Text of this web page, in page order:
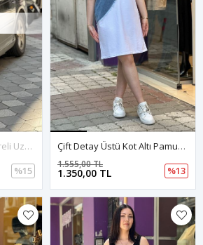
Yaka İnci Detay Pencereli Uzun Yırtmaçlı Elbise-Siyah
%15
Çift Detay Üstü Kot Altı Pamuklu Elbise-Beyaz
1.350,00 TL
1.555,00 TL
%13